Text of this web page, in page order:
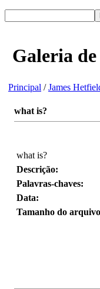
Galeria
Principal /James
what is?
what is?
Descrição:
Palavras-chaves:
Data:
Tamanho do